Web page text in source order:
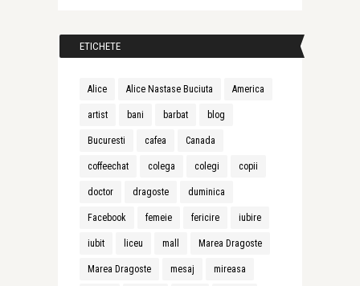
ETICHETE
Alice Alice Nastase Buciuta America
artist bani barbat blog
Bucuresti cafea Canada
coffeechat colega colegi copii
doctor dragoste duminica
Facebook femeie fericire iubire
iubit liceu mall Marea Dragoste
Marea Dragoste mesaj mireasa